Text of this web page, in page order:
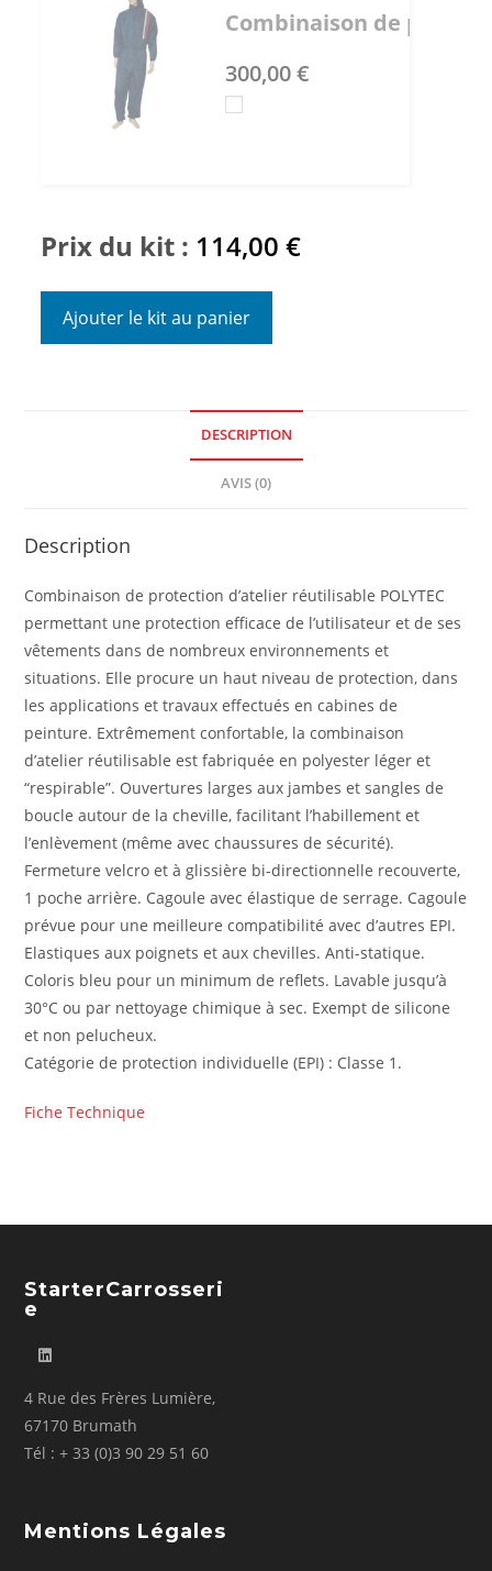
Combinaison de
300,00€
Prix du kit : 114,00€
Ajouter le kit au panier
DESCRIPTION
AVIS (0)
Description
Combinaison de protection d’atelier réutilisable POLYTEC
permettant une protection efficace de l’utilisateur et de ses
vêtements dans de nombreux environnements et
situations. Elle procure un haut niveau de protection, dans
les applications et travaux effectués en cabines de
peinture. Extrêmement confortable, la combinaison
d’atelier réutilisable est fabriquée en polyester léger et
“respirable”. Ouvertures larges aux jambes et sangles de
boucle autour de la cheville, facilitant l’habillement et
l’enlèvement (même avec chaussures de sécurité).
Fermeture velcro et à glissière bi-directionnelle recouverte,
1 poche arrière. Cagoule avec élastique de serrage. Cagoule
prévue pour une meilleure compatibilité avec d’autres EPI.
Elastiques aux poignets et aux chevilles. Anti-statique.
Coloris bleu pour un minimum de reflets. Lavable jusqu’à
30°C ou par nettoyage chimique à sec. Exempt de silicone
et non pelucheux.
Catégorie de protection individuelle (EPI) : Classe 1.
Fiche Technique
StarterCarrosseri
E
4 Rue des Frères Lumière,
67170 Brumath
Tél : + 33 (0)3 90 29 51 60
Mentions Légales